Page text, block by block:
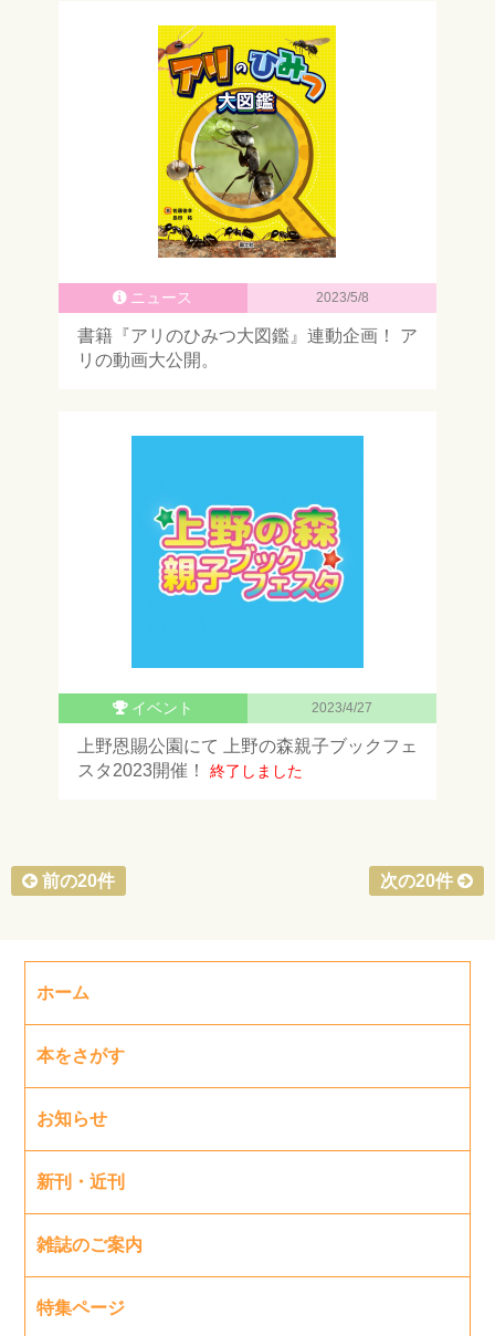
ニュース 2023/5/8
書籍『アリのひみつ大図鑑』連動企画！ ア
リの動画大公開。
イベント 2023/4/27
上野恩賜公園にて 上野の森親子ブックフェ
スタ2023開催！
終了しました
前の20件 次の20件
ホーム
本をさがす
お知らせ
新刊・近刊
雑誌のご案内
特集ページ